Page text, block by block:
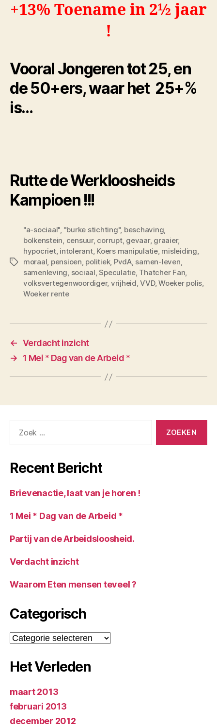
+13% Toename in 2½ jaar
!
Vooral Jongeren tot 25, en
de 50+ers, waar het 25+%
is…
Rutte de Werkloosheids
Kampioen !!!
Tags
"a-sociaal", "burke stichting", beschaving,
bolkenstein, censuur, corrupt, gevaar, graaier,
hypocriet, intolerant, Koers manipulatie, misleiding,
moraal, pensioen, politiek, PvdA, samen-leven,
samenleving, sociaal,Speculatie, Thatcher Fan,
volksvertegenwoordiger, vrijheid,VVD,Woeker polis,
Woeker rente
← Verdacht inzicht
→
1 Mei * Dag van de Arbeid *
naar:
Recent Bericht
Brievenactie, laat van je horen !
1 Mei * Dag van de Arbeid *
Partij van de Arbeidsloosheid.
Verdacht inzicht
Waarom Eten mensen teveel ?
Categorisch
Categorisch
Het Verleden
maart 2013
februari 2013
december 2012